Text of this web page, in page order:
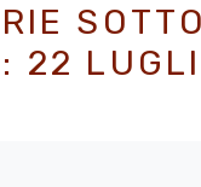
22